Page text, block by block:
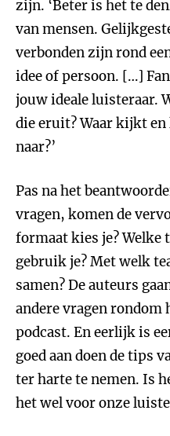
zijn. ‘Beter is het te
van mensen.
verbonden zijn rond
idee of persoon. […]
jouw ideale luisteraar.
die eruit? Waar kijkt
naar?’
Pas na het
vragen, komen de
formaat kies je? Welke
gebruik je? Met welk
samen? De auteurs
andere vragen rondom
podcast. En eerlijk is
goed aan doen de tips
ter harte te nemen. Is
het wel voor onze